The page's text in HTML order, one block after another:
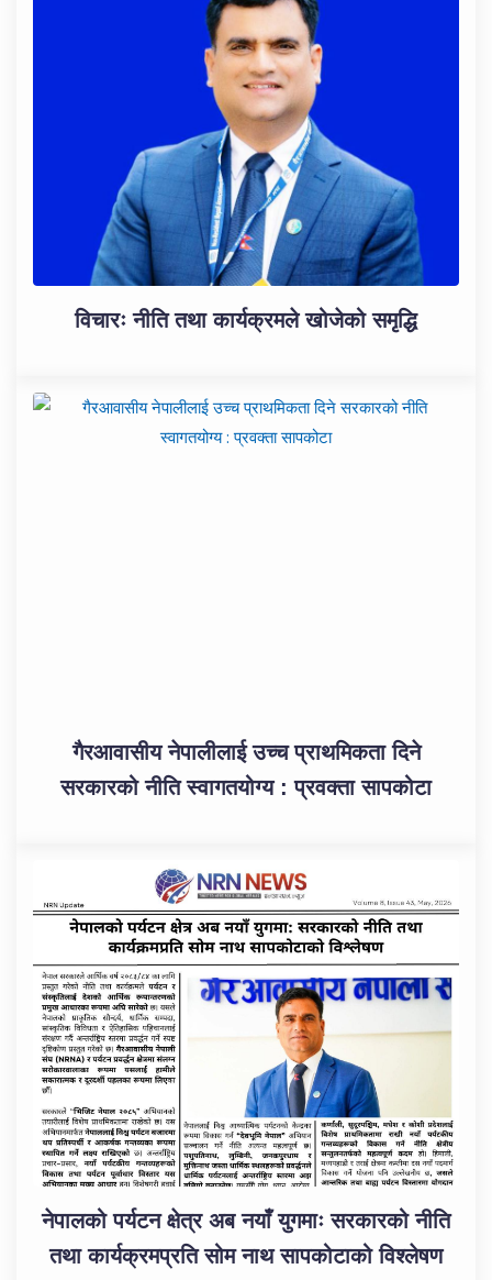
विचारः नीति तथा कार्यक्रमले खोजेको समृद्धि
गैरआवासीय नेपालीलाई उच्च प्राथमिकता दिने
सरकारको नीति स्वागतयोग्य : प्रवक्ता सापकोटा
नेपालको पर्यटन क्षेत्र अब नयाँ युगमाः सरकारको नीति
तथा कार्यक्रमप्रति सोम नाथ सापकोटाको विश्लेषण